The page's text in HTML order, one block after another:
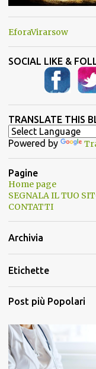
EforaVirarsow
SOCIAL LIKE &
TRANSLATE THIS
Powered by
Pagine
Home page
SEGNALA IL TUO
CONTATTI
Archivia
Etichette
Post più Popolari